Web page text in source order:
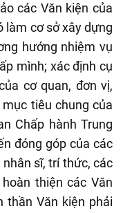
các Văn kiện của
làm cơ sở xây dựng
hướng nhiệm vụ
mình; xác định cụ
cơ quan, đơn vị,
tiêu chung của
Chấp hành Trung
đóng góp của các
sĩ, trí thức, các
thiện các Văn
thần Văn kiện phải